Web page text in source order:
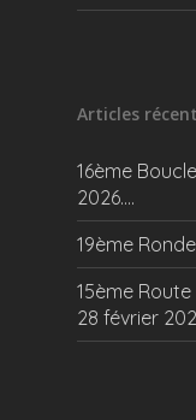
Articles
16ème
2026….
19ème
15ème
28 février